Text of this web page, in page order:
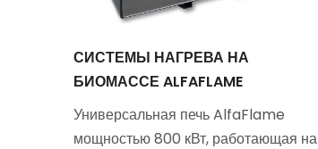
СИСТЕМЫ НАГРЕВА НА
БИОМАССЕ ALFAFLAME
Универсальная печь AlfaFlame
мощностью 800 кВт, работающая на